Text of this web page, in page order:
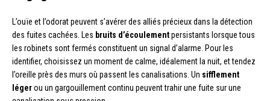
L’ouïe et l’odorat peuvent s’avérer des alliés précieux dans la détection
des fuites cachées. Les bruits d’écoulementpersistants lorsque tous
les robinets sont fermés constituent un signal d’alarme. Pour les
identifier, choisissez un moment de calme, idéalement la nuit, et tendez
l’oreille près des murs où passent les canalisations. Un sifflement
légerou un gargouillement continu peuvent trahir une fuite sur une